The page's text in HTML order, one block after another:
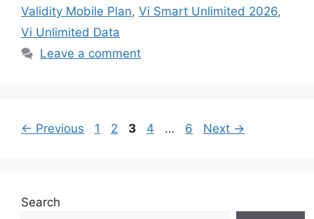
Validity Mobile Plan, Vi Smart Unlimited 2026,
Vi Unlimited Data
Leave a comment
← Previous Page
1 Page
2 Page
3 Page
4 … Page
6 Next →
Search